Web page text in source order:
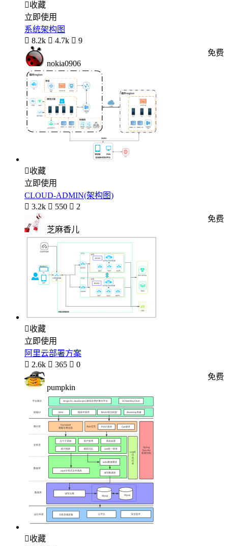
收藏
立即使用
系统架构图
 8.2k  4.7k  9
nokia0906
免费
收藏
立即使用
CLOUD-ADMIN(架构图)
 3.2k  550  2
芝麻香儿
免费
收藏
立即使用
阿里云部署方案
 2.6k  365  0
pumpkin
免费
收藏